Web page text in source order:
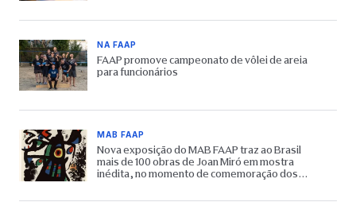
NA FAAP
FAAP promove campeonato de vôlei de areia
para funcionários
MAB FAAP
Nova exposição do MAB FAAP traz ao Brasil
mais de 100 obras de Joan Miró em mostra
inédita, no momento de comemoração dos